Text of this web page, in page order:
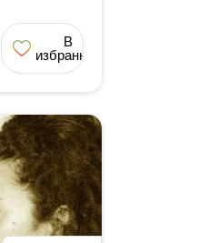
В
избранное